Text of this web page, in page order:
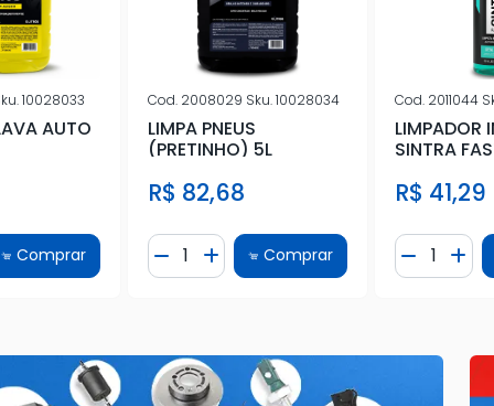
10028033
AUTO
Quantidade
Comprar
Cod.2008029 Sku.10028034
LIMPA PNEUS
(PRETINHO) 5L
R$ 82,68
Diminuir Quantidade
Quantidade
Adicionar Quantidade
Comprar
Cod.2011044
LIMPADOR
SINTRA
R$ 41,29
Diminuir